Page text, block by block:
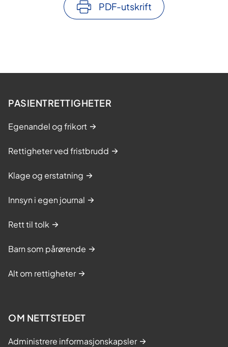
PDF-utskrift
PASIENTRETTIGHETER
Egenandel og frikort
Rettigheter ved fristbrudd
Klage og erstatning
Innsyn i egen journal
Rett til tolk
Barn som pårørende
Alt om rettigheter
OM NETTSTEDET
Administrere informasjonskapsler